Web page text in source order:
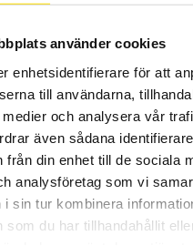
använder cookies
enhetsidentifierare för att
till användarna,
och analysera vår
även sådana
från din enhet till de sociala
analysföretag som vi
i sin tur kombinera
som du har tillhandahållit
GDPR
Köpvillkor